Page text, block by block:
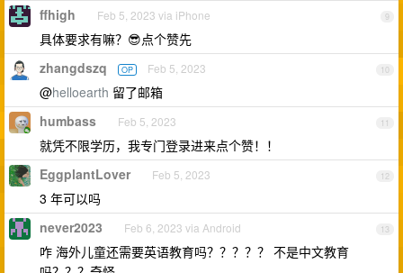
9
ffhigh Feb 5, 2023 via iPhone
具体要求有嘛？😎点个赞先
10
zhangdszq OP Feb 5, 2023
@helloearth 留了邮箱
11
humbass Feb 5, 2023
就凭不限学历，我专门登录进来点个赞！！
12
EggplantLover Feb 5, 2023
3 年可以吗
13
never2023 Feb 6, 2023 via Android
咋 海外儿童还需要英语教育吗？？？？？ 不是中文教育